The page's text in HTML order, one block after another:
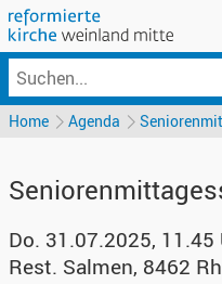
Home Agenda
Do. 31.07.2025, 11.45
Rest. Salmen, 8462